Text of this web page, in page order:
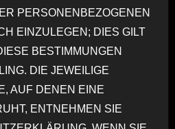
PERSONENBEZOGENEN
EINZULEGEN; DIES GILT
BESTIMMUNGEN
DIE JEWEILIGE
AUF DENEN EINE
ENTNEHMEN SIE